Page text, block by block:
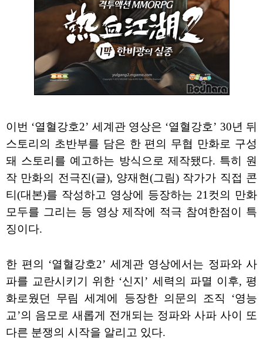
이번 ‘열혈강호2’ 세계관 영상은 ‘열혈강호’ 30년 뒤
스토리의 초반부를 담은 한 편의 무협 만화로 구성
돼 스토리를 예고하는 방식으로 제작됐다. 특히 원
작 만화의 전극진(글), 양재현(그림) 작가가 직접 콘
티(대본)를 작성하고 영상에 등장하는 21컷의 만화
모두를 그리는 등 영상 제작에 적극 참여한점이 특
징이다.
한 편의 ‘열혈강호2’ 세계관 영상에서는 정파와 사
파를 교란시키기 위한 ‘신지’ 세력의 파멸 이후, 평
화로웠던 무림 세계에 등장한 의문의 조직 ‘영능
교’의 음모로 새롭게 전개되는 정파와 사파 사이 또
다른 분쟁의 시작을 알리고 있다.